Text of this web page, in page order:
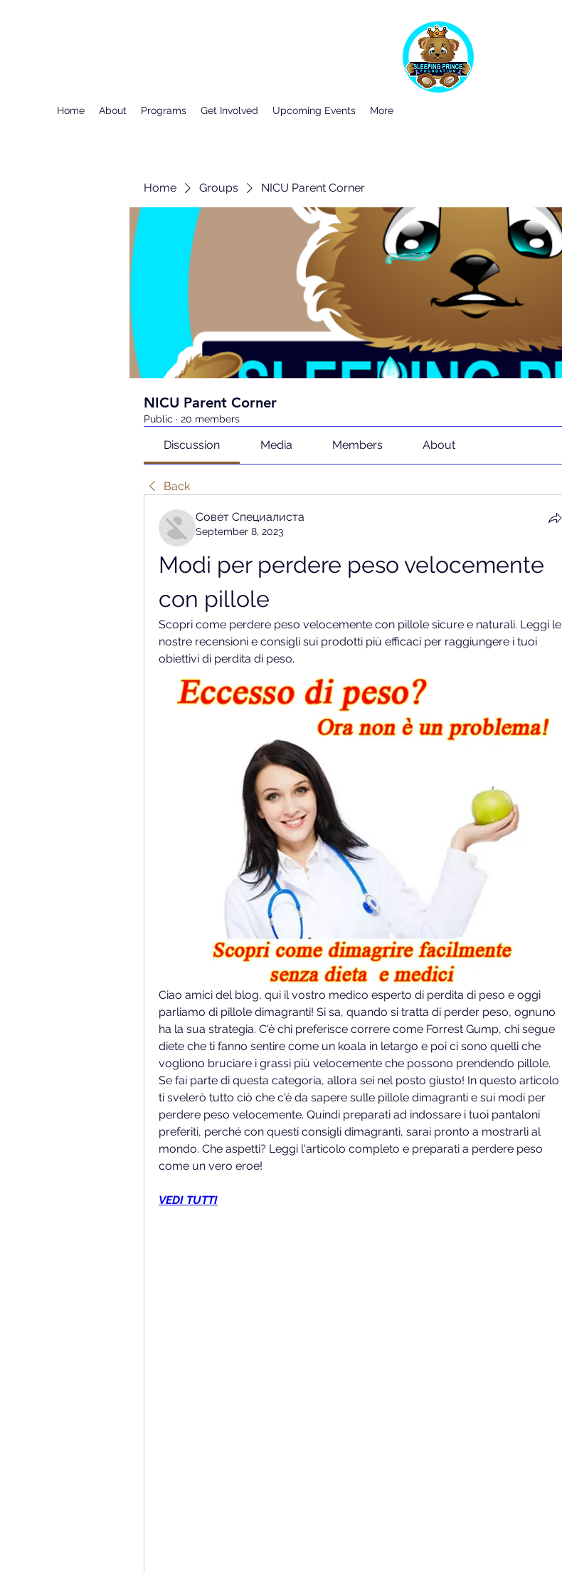
Home About Programs Get Involved Upcoming Events More
Home Groups NICU Parent Corner
NICU Parent Corner
Public · 20 members
Discussion Media Members About
Back
Совет Специалиста
September 8, 2023
Modi per perdere peso velocemente
con pillole
Scopri come perdere peso velocemente con pillole sicure e naturali. Leggi le
nostre recensioni e consigli sui prodotti più efficaci per raggiungere i tuoi
obiettivi di perdita di peso.
Ciao amici del blog, qui il vostro medico esperto di perdita di peso e oggi
parliamo di pillole dimagranti! Si sa, quando si tratta di perder peso, ognuno
ha la sua strategia. C'è chi preferisce correre come Forrest Gump, chi segue
diete che ti fanno sentire come un koala in letargo e poi ci sono quelli che
vogliono bruciare i grassi più velocemente che possono prendendo pillole.
Se fai parte di questa categoria, allora sei nel posto giusto! In questo articolo
ti svelerò tutto ciò che c'è da sapere sulle pillole dimagranti e sui modi per
perdere peso velocemente. Quindi preparati ad indossare i tuoi pantaloni
preferiti, perché con questi consigli dimagranti, sarai pronto a mostrarli al
mondo. Che aspetti? Leggi l'articolo completo e preparati a perdere peso
come un vero eroe!
VEDI TUTTI